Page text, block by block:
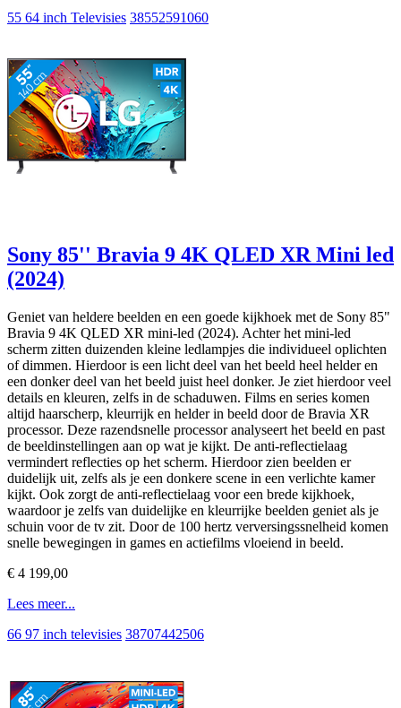
55 64 inch Televisies 38552591060
Sony 85'' Bravia 9 4K QLED XR Mini led
(2024)
Geniet van heldere beelden en een goede kijkhoek met de Sony 85"
Bravia 9 4K QLED XR mini-led (2024). Achter het mini-led
scherm zitten duizenden kleine ledlampjes die individueel oplichten
of dimmen. Hierdoor is een licht deel van het beeld heel helder en
een donker deel van het beeld juist heel donker. Je ziet hierdoor veel
details en kleuren, zelfs in de schaduwen. Films en series komen
altijd haarscherp, kleurrijk en helder in beeld door de Bravia XR
processor. Deze razendsnelle processor analyseert het beeld en past
de beeldinstellingen aan op wat je kijkt. De anti-reflectielaag
vermindert reflecties op het scherm. Hierdoor zien beelden er
duidelijk uit, zelfs als je een donkere scene in een verlichte kamer
kijkt. Ook zorgt de anti-reflectielaag voor een brede kijkhoek,
waardoor je zelfs van duidelijke en kleurrijke beelden geniet als je
schuin voor de tv zit. Door de 100 hertz verversingssnelheid komen
snelle bewegingen in games en actiefilms vloeiend in beeld.
€ 4 199,00
Lees meer...
66 97 inch televisies 38707442506